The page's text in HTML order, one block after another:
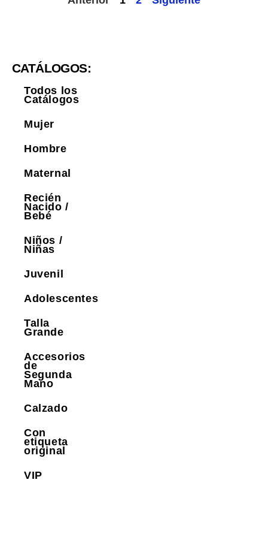
CATÁLOGOS:
Todos los
Catálogos
Mujer
Hombre
Maternal
Recién
Nacido /
Bebé
Niños /
Niñas
Juvenil
Adolescentes
Talla
Grande
Accesorios
de
Segunda
Mano
Calzado
Con
etiqueta
original
VIP